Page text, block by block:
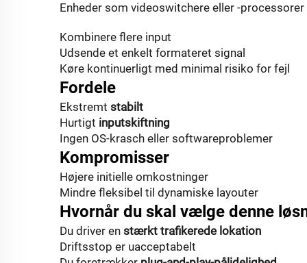
Enheder som videoswitchere eller -processorer
Kombinere flere input
Udsende et enkelt formateret signal
Køre kontinuerligt med minimal risiko for fejl
Fordele
Ekstremt stabilt
Hurtigt inputskiftning
Ingen OS-krasch eller softwareproblemer
Kompromisser
Højere initielle omkostninger
Mindre fleksibel til dynamiske layouter
Hvornår du skal vælge denne
Du driver en stærkt trafikerede lokation
Driftsstop er uacceptabelt